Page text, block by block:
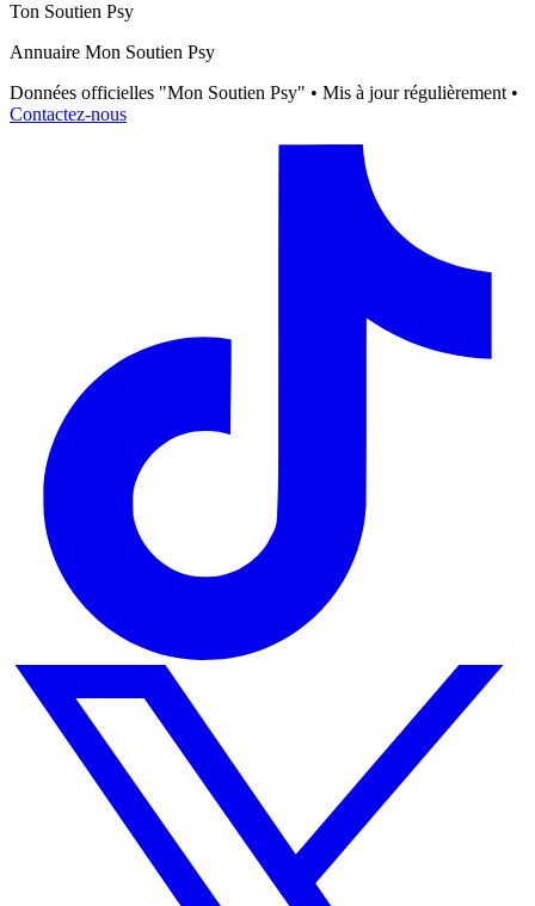
Ton Soutien Psy
Annuaire Mon Soutien Psy
Données officielles "Mon Soutien Psy" • Mis à jour régulièrement •
Contactez-nous